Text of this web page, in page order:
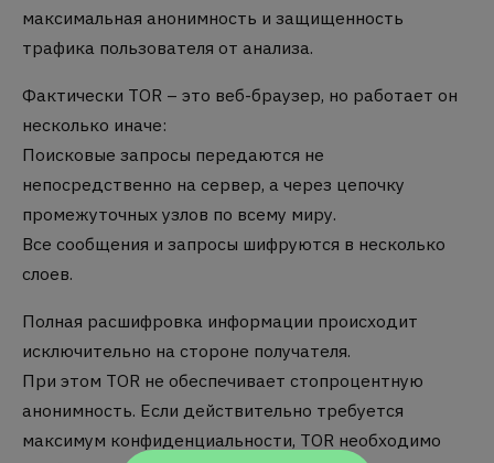
максимальная анонимность и защищенность
трафика пользователя от анализа.
Фактически TOR – это веб-браузер, но работает он
несколько иначе:
Поисковые запросы передаются не
непосредственно на сервер, а через цепочку
промежуточных узлов по всему миру.
Все сообщения и запросы шифруются в несколько
слоев.
Полная расшифровка информации происходит
исключительно на стороне получателя.
При этом TOR не обеспечивает стопроцентную
анонимность. Если действительно требуется
максимум конфиденциальности, TOR необходимо